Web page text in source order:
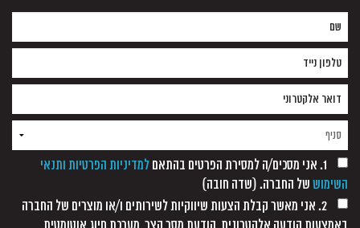
1. אני מסכים/ה למסירת הפרטים בהתאם
למדיניות הפרטיות ותנאי
השימוש של החברה. (שדה חובה)
2. אני מאשר קבלת הצעות שיווקיות לשירותים ו/או מוצרים של החברה